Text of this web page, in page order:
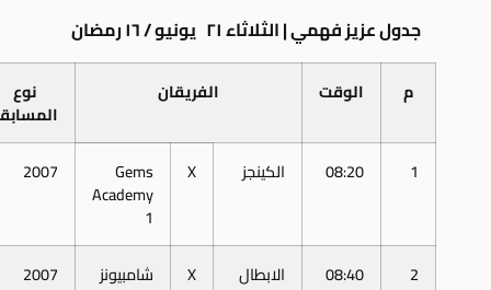
جدول عزيز فهمي | الثلاثاء ٢١ يونيو / ١٦ رمضان
م الوقت الفريقان نوع
1
08:20 الكينجز X
Gems
Academy
1
2007
2
08:40 الابطال X شامبيونز 2007